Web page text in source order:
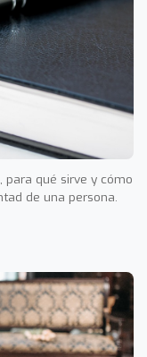
qué sirve y cómo
de una persona.